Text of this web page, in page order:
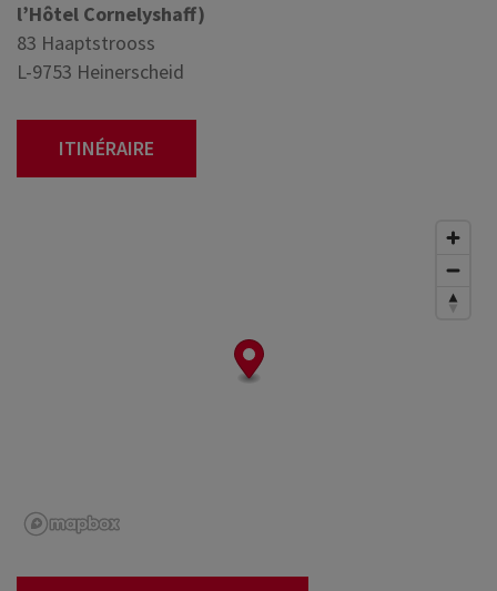
l’Hôtel Cornelyshaff)
83 Haaptstrooss
L-9753 Heinerscheid
ITINÉRAIRE